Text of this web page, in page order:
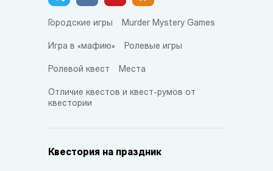
Городские игры Murder Mystery Games
Игра в «мафию» Ролевые игры
Ролевой квест Места
Отличие квестов и квест-румов от
квестории
Квестория на праздник